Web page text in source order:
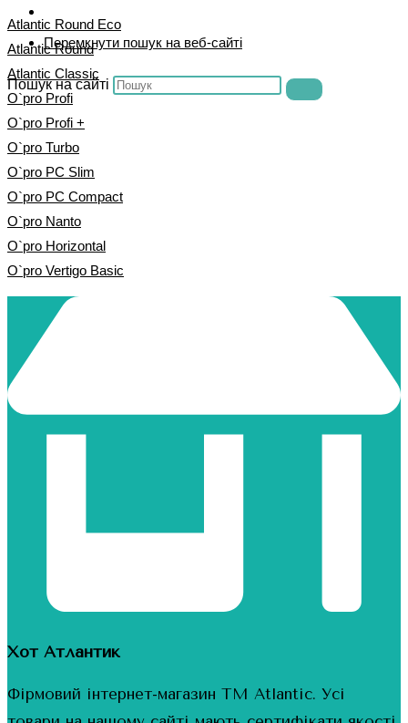
Перемкнути пошук на веб-сайті
Пошук на сайті
Atlantic Round Eco
Atlantic Round
Atlantic Classic
O`pro Profi
O`pro Profi +
O`pro Turbo
O`pro PC Slim
O`pro PC Compact
O`pro Nanto
O`pro Horizontal
O`pro Vertigo Basic
Хот Атлантик
Фірмовий інтернет-магазин ТМ Atlantic. Усі